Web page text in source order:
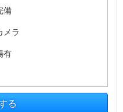
備
メラ
有
る